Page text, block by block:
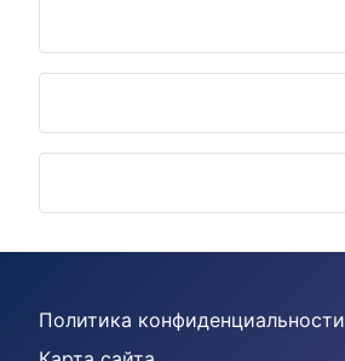
Политика конфиденциальности